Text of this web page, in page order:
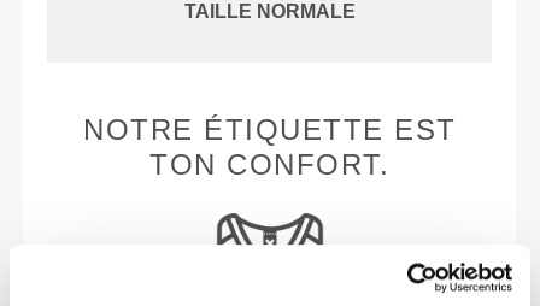
TAILLE NORMALE
NOTRE ÉTIQUETTE EST
TON CONFORT.